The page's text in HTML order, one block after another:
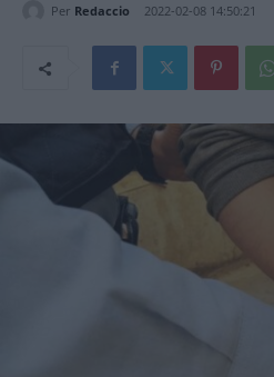
Per Redaccio 2022-02-08 14:50:21